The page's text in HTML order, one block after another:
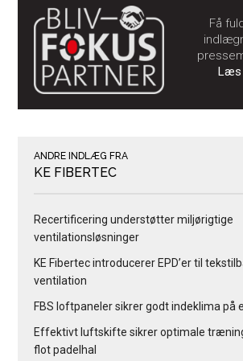
Få
Læs
ANDRE INDLÆG FRA
KE FIBERTEC
Recertificering understøtter miljørigtige
ventilationsløsninger
KE Fibertec introducerer EPD’er til
ventilation
FBS loftpaneler sikrer godt indeklima på
Effektivt luftskifte sikrer optimale
flot padelhal